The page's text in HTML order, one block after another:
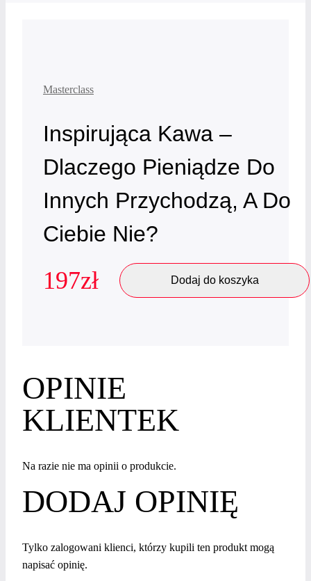
Masterclass
Inspirująca Kawa –
Dlaczego Pieniądze Do
Innych Przychodzą, A Do
Ciebie Nie?
197zł Dodaj do koszyka
OPINIE
KLIENTEK
Na razie nie ma opinii o produkcie.
DODAJ OPINIĘ
Tylko zalogowani klienci, którzy kupili ten produkt mogą
napisać opinię.